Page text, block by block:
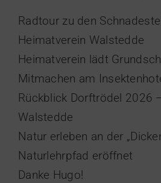
Radtour zu den
Heimatverein Walstedde
Heimatverein lädt
Mitmachen am
Rückblick Dorftrödel 2026
Walstedde
Natur erleben an der
Naturlehrpfad eröffnet
Danke Hugo!